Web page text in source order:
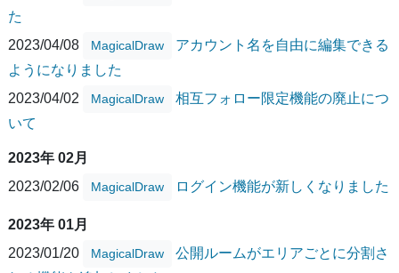
た
2023/04/08
MagicalDraw
アカウント名を自由に編集できる
ようになりました
2023/04/02
MagicalDraw
相互フォロー限定機能の廃止につ
いて
2023年 02月
2023/02/06
MagicalDraw ログイン機能が新しくなりました
2023年 01月
2023/01/20
MagicalDraw
公開ルームがエリアごとに分割さ